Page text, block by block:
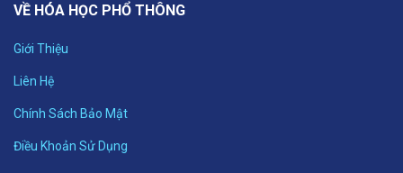
VỀ HÓA HỌC PHỔ THÔNG
Giới Thiệu
Liên Hệ
Chính Sách Bảo Mật
Điều Khoản Sử Dụng